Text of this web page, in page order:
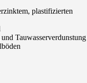
plastifizierten
Tauwasserverdunstung